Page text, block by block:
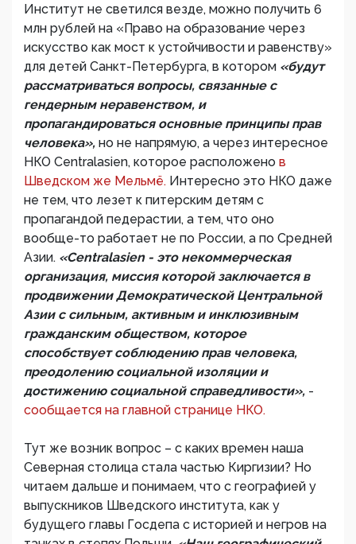
Институт не светился везде, можно получить 6
млн рублей на «Право на образование через
искусство как мост к устойчивости и равенству»
для детей Санкт-Петербурга, в котором «будут
рассматриваться вопросы, связанные с
гендерным неравенством, и
пропагандироваться основные принципы прав
человека», но не напрямую, а через интересное
НКО Сentralasien, которое расположено в
Шведском же Мельмё. Интересно это НКО даже
не тем, что лезет к питерским детям с
пропагандой педерастии, а тем, что оно
вообще-то работает не по России, а по Средней
Азии. «Сentralasien - это некоммерческая
организация, миссия которой заключается в
продвижении Демократической Центральной
Азии с сильным, активным и инклюзивным
гражданским обществом, которое
способствует соблюдению прав человека,
преодолению социальной изоляции и
достижению социальной справедливости», -
сообщается на главной странице НКО.
Тут же возник вопрос – с каких времен наша
Северная столица стала частью Киргизии? Но
читаем дальше и понимаем, что с географией у
выпускников Шведского института, как у
будущего главы Госдепа с историей и негров на